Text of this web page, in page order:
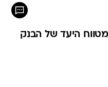
היעד של הבנק